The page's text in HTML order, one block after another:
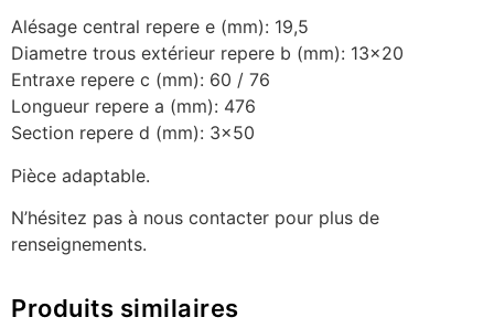
Alésage central repere e (mm): 19,5
Diametre trous extérieur repere b (mm): 13×20
Entraxe repere c (mm): 60 / 76
Longueur repere a (mm): 476
Section repere d (mm): 3×50
Pièce adaptable.
N’hésitez pas à nous contacter pour plus de
renseignements.
Produits similaires